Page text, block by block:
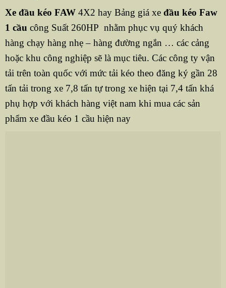
Xe đầu kéo FAW4X2 hay Bảng giá xe đầu kéo Faw
1 cầu công Suất 260HP nhằm phục vụ quý khách
hàng chạy hàng nhẹ – hàng đường ngắn … các cảng
hoặc khu công nghiệp sẽ là mục tiêu. Các công ty vận
tải trên toàn quốc với mức tải kéo theo đăng ký gần 28
tấn tải trong xe 7,8 tấn tự trong xe hiện tại 7,4 tấn khá
phụ hợp với khách hàng việt nam khi mua các sản
phẩm xe đầu kéo 1 cầu hiện nay